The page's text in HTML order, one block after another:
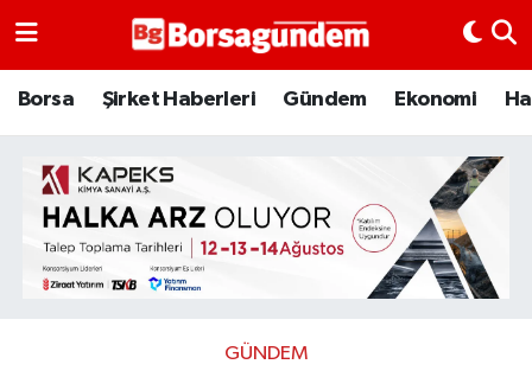
Borsa Şirket Haberleri Gündem Ekonomi
GÜNDEM
Borsa
Emtia
Galeri